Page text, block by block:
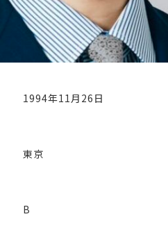
1994年11月26日
東京
B